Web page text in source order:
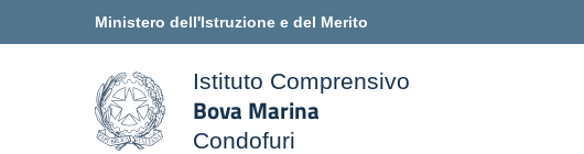
Vai ai contenuti
Vai al menu di navigazioneMinistero dell'Istruzione e del Merito
della scuola
Istituto Comprensivo
Bova Marina
Condofuri